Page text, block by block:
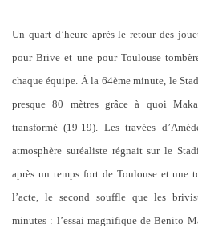
Un quart d’heure après le retour des
pour Brive et une pour Toulouse
chaque équipe. À la 64ème minute, le
presque 80 mètres grâce à quoi
transformé (19-19). Les travées
atmosphère suréaliste régnait sur le
après un temps fort de Toulouse et une
l’acte, le second souffle que les
minutes : l’essai magnifique de Benito